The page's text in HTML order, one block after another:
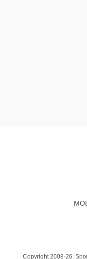
Copyright 2008-26.